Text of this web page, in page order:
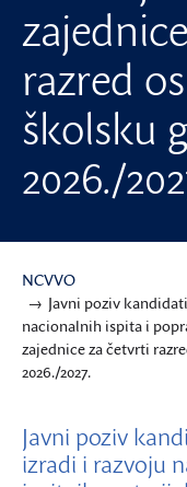
razred
školsku
2026./
NCVVO
Javni poziv
nacionalnih ispita i
zajednice za četvrti
2026./2027.
Javni poziv
izradi i razvoju